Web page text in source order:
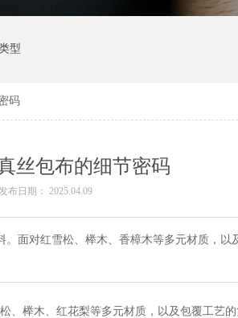
型
码
丝包布的细节密码
布日期： 2025.04.09
面对红雪松、榉木、香樟木等多元材质，以
、榉木、红花梨等多元材质，以及包覆工艺的